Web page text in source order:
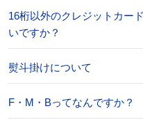
16桁以外のクレジットカー
いですか？
熨斗掛けについて
F・M・Bってなんですか？